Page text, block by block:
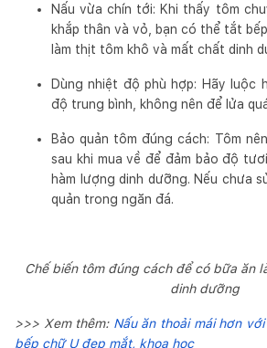
Nấu vừa chín tới: Khi thấy tôm
khắp thân và vỏ, bạn có thể tắt
làm thịt tôm khô và mất chất dinh
Dùng nhiệt độ phù hợp: Hãy luộc
độ trung bình, không nên để lửa
Bảo quản tôm đúng cách: Tôm
sau khi mua về để đảm bảo độ
hàm lượng dinh dưỡng. Nếu chưa
quản trong ngăn đá.
Chế biến tôm đúng cách để có bữa ăn
dinh dưỡng
>>> Xem thêm: Nấu ăn thoải mái hơn
bếp chữ U đẹp mắt, khoa học